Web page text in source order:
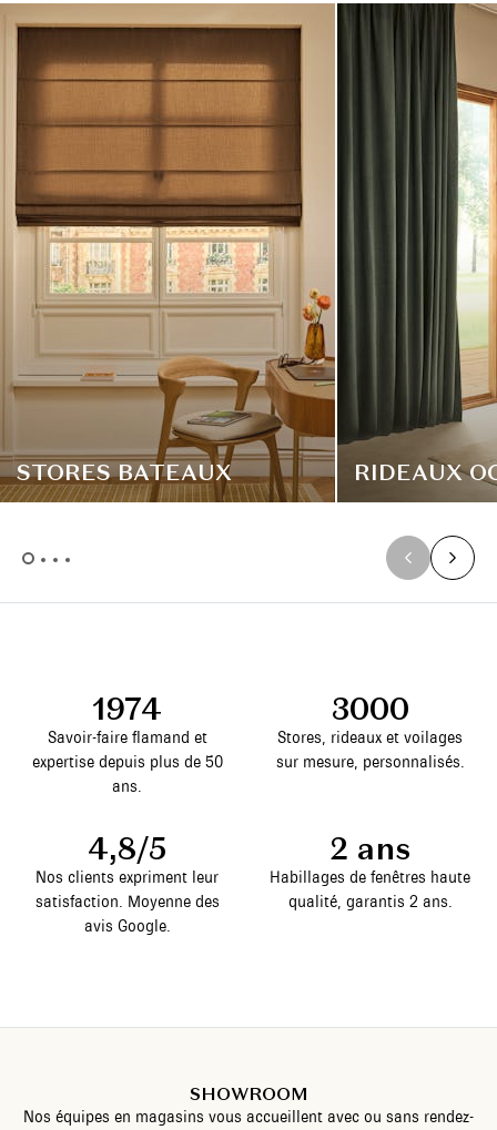
STORES BATEAUX RIDEAUX
1974
Savoir-faire flamand et
expertise depuis plus de 50
ans.
3000
Stores, rideaux et voilages
sur mesure, personnalisés.
4,8/5
Nos clients expriment leur
satisfaction. Moyenne des
avis Google.
2 ans
Habillages de fenêtres haute
qualité, garantis 2 ans.
SHOWROOM
Nos équipes en magasins vous accueillent avec ou sans rendez-